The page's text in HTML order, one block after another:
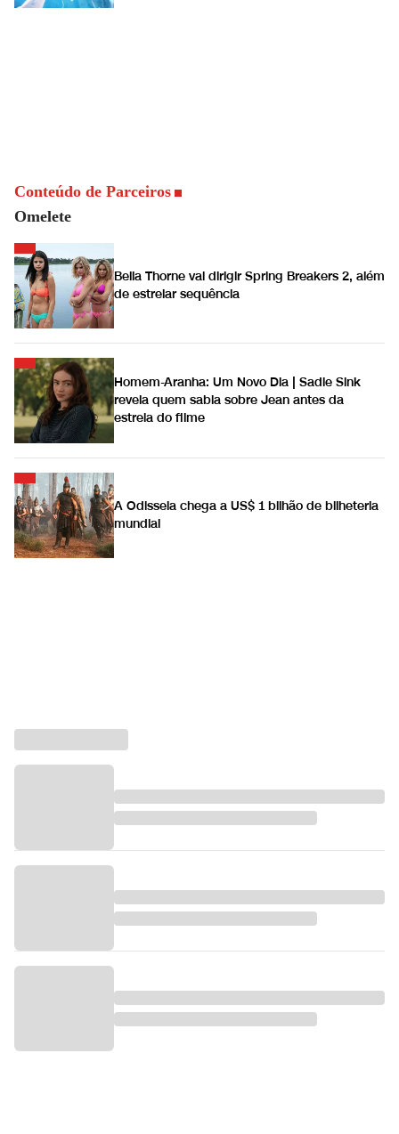
Conteúdo de Parceiros
Omelete
Bella Thorne vai dirigir Spring Breakers 2, além
de estrelar sequência
Homem-Aranha: Um Novo Dia | Sadie Sink
revela quem sabia sobre Jean antes da
estreia do filme
A Odisseia chega a US$ 1 bilhão de bilheteria
mundial